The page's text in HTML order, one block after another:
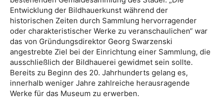
Entwicklung der Bildhauerkunst während der
historischen Zeiten durch Sammlung hervorragender
oder charakteristischer Werke zu veranschaulichen“ war
das von Gründungsdirektor Georg Swarzenski
angestrebte Ziel bei der Einrichtung einer Sammlung, die
ausschließlich der Bildhauerei gewidmet sein sollte.
Bereits zu Beginn des 20. Jahrhunderts gelang es,
innerhalb weniger Jahre zahlreiche herausragende
Werke für das Museum zu erwerben.